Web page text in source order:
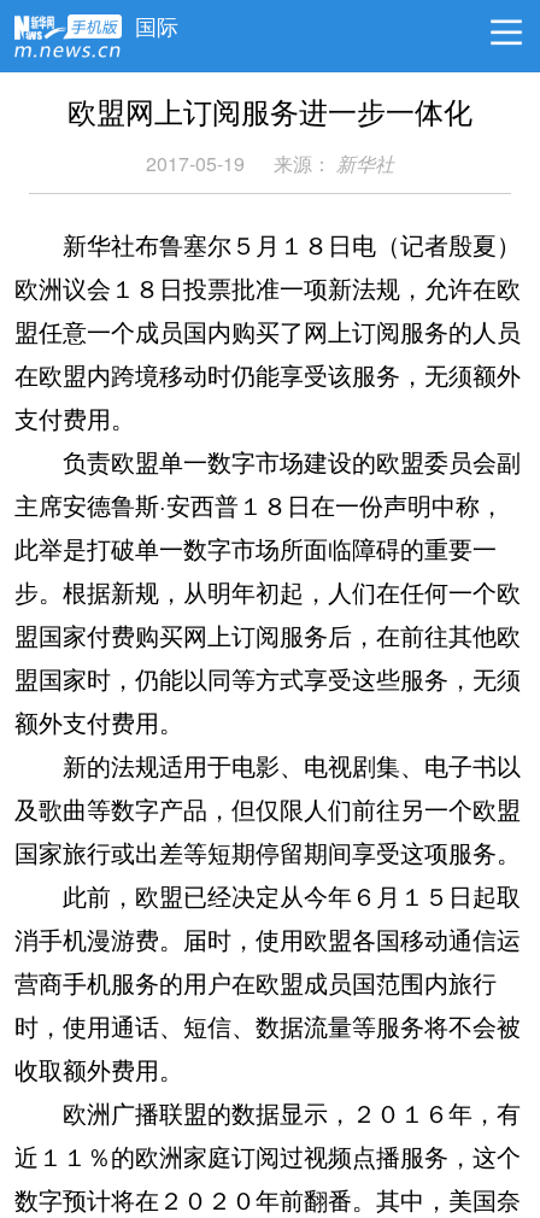
国际
欧盟网上订阅服务进一步一体化
2017-05-19 来源： 新华社
新华社布鲁塞尔５月１８日电（记者殷夏）
欧洲议会１８日投票批准一项新法规，允许在欧
盟任意一个成员国内购买了网上订阅服务的人员
在欧盟内跨境移动时仍能享受该服务，无须额外
支付费用。
负责欧盟单一数字市场建设的欧盟委员会副
主席安德鲁斯·安西普１８日在一份声明中称，
此举是打破单一数字市场所面临障碍的重要一
步。根据新规，从明年初起，人们在任何一个欧
盟国家付费购买网上订阅服务后，在前往其他欧
盟国家时，仍能以同等方式享受这些服务，无须
额外支付费用。
新的法规适用于电影、电视剧集、电子书以
及歌曲等数字产品，但仅限人们前往另一个欧盟
国家旅行或出差等短期停留期间享受这项服务。
此前，欧盟已经决定从今年６月１５日起取
消手机漫游费。届时，使用欧盟各国移动通信运
营商手机服务的用户在欧盟成员国范围内旅行
时，使用通话、短信、数据流量等服务将不会被
收取额外费用。
欧洲广播联盟的数据显示，２０１６年，有
近１１％的欧洲家庭订阅过视频点播服务，这个
数字预计将在２０２０年前翻番。其中，美国奈